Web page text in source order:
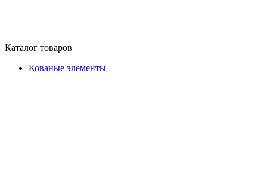
Каталог товаров
Кованые элементы